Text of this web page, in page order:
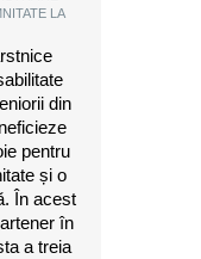
LA
din
pentru
și o
În acest
în
a treia